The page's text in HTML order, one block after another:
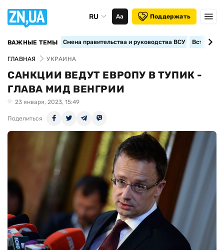
RU Аа Поддержать
ВАЖНЫЕ ТЕМЫ Смена правительства и руководства ВСУ
ГЛАВНАЯ УКРАИНА
САНКЦИИ ВЕДУТ ЕВРОПУ В ТУПИК -
ГЛАВА МИД ВЕНГРИИ
23 января, 2023, 15:49
Поделиться